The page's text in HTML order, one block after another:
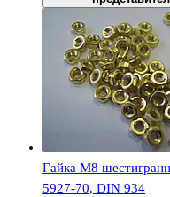
Гайка М8
5927-70, DIN 934